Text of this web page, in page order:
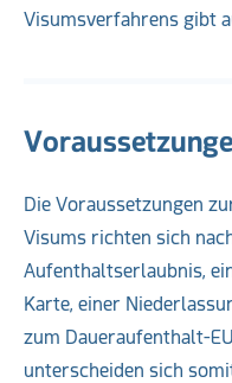
Visumsverfahrens gibt
Die Voraussetzungen
Visums richten sich
Aufenthaltserlaubnis,
Karte, einer
zum Daueraufenthalt-
unterscheiden sich